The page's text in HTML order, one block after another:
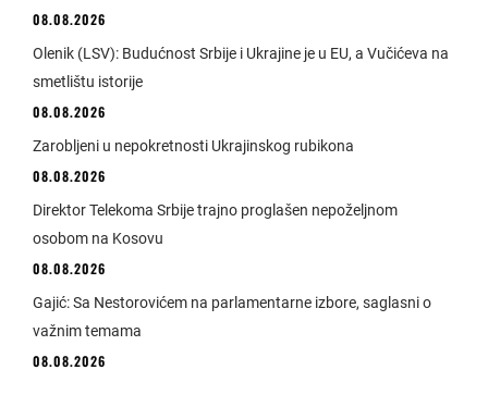
08.08.2026
Olenik (LSV): Budućnost Srbije i Ukrajine je u EU, a Vučićeva na
smetlištu istorije
08.08.2026
Zarobljeni u nepokretnosti Ukrajinskog rubikona
08.08.2026
Direktor Telekoma Srbije trajno proglašen nepoželjnom
osobom na Kosovu
08.08.2026
Gajić: Sa Nestorovićem na parlamentarne izbore, saglasni o
važnim temama
08.08.2026